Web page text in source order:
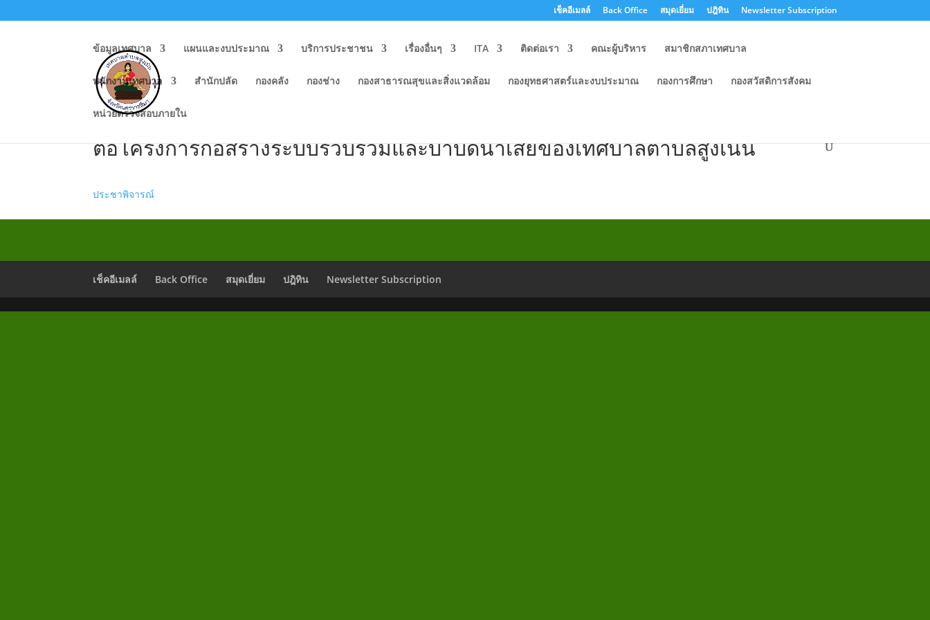
เช็คอีเมลล์ Back Office สมุดเยี่ยม ปฎิทิน Newsletter Subscription
ข้อมูลเทศบาล แผนและงบประมาณ บริการประชาชน เรื่องอื่นๆ ITA ติดต่อเรา คณะผู้บริหาร สมาชิกสภาเทศบาล
พนักงานเทศบาล สำนักปลัด กองคลัง กองช่าง กองสาธารณสุขและสิ่งแวดล้อม กองยุทธศาสตร์และงบประมาณ กองการศึกษา กองสวัสดิการสังคม
หน่วยตรวจสอบภายใน
ต่อโครงการก่อสร้างระบบรวบรวมและบำบัดน้ำเสียของเทศบาลตำบลสูงเนิน
ประชาพิจารณ์
เช็คอีเมลล์ Back Office สมุดเยี่ยม ปฎิทิน Newsletter Subscription